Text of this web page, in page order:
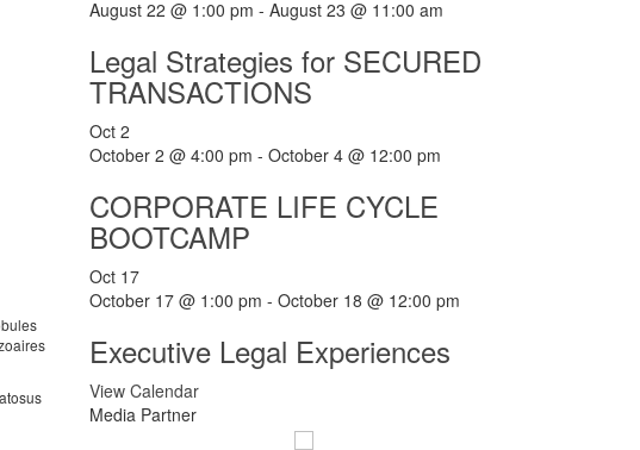
August 22 @ 1:00 pm - August 23 @ 11:00 am
Legal Strategies for SECURED
TRANSACTIONS
Oct 2
October 2 @ 4:00 pm - October 4 @ 12:00 pm
CORPORATE LIFE CYCLE
BOOTCAMP
Oct 17
October 17 @ 1:00 pm - October 18 @ 12:00 pm
Executive Legal Experiences
View Calendar
Media Partner